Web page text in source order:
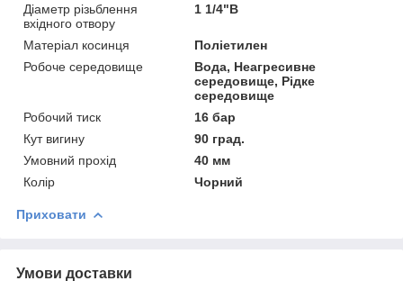
Діаметр різьблення
вхідного отвору
1 1/4"В
Матеріал косинця
Поліетилен
Робоче середовище
Вода, Неагресивне
середовище, Рідке
середовище
Робочий тиск
16 бар
Кут вигину
90 град.
Умовний прохід
40 мм
Колір
Чорний
Приховати
Умови доставки